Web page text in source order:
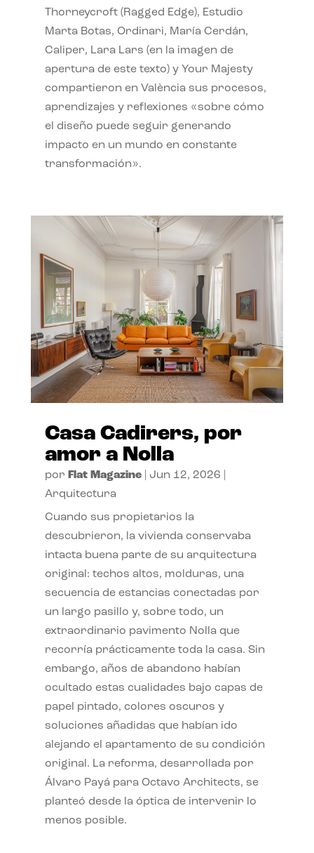
Thorneycroft (Ragged Edge), Estudio
Marta Botas, Ordinari, María Cerdán,
Caliper, Lara Lars (en la imagen de
apertura de este texto) y Your Majesty
compartieron en València sus procesos,
aprendizajes y reflexiones «sobre cómo
el diseño puede seguir generando
impacto en un mundo en constante
transformación».
Casa Cadirers, por
amor a Nolla
por Flat Magazine| Jun 12, 2026
Arquitectura
Cuando sus propietarios la
descubrieron, la vivienda conservaba
intacta buena parte de su arquitectura
original: techos altos, molduras, una
secuencia de estancias conectadas por
un largo pasillo y, sobre todo, un
extraordinario pavimento Nolla que
recorría prácticamente toda la casa. Sin
embargo, años de abandono habían
ocultado estas cualidades bajo capas de
papel pintado, colores oscuros y
soluciones añadidas que habían ido
alejando el apartamento de su condición
original. La reforma, desarrollada por
Álvaro Payá para Octavo Architects, se
planteó desde la óptica de intervenir lo
menos posible.